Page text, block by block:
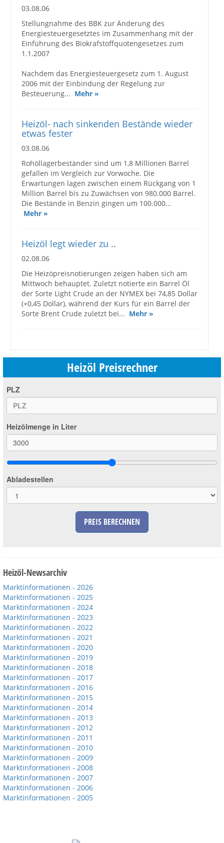
03.08.06
Stellungnahme des BBK zur Änderung des
Energiesteuergesetztes im Zusammenhang mit der
Einführung des Biokrafstoffquotengesetzes zum
1.1.2007
Nachdem das Energiesteuergesetz zum 1. August
2006 mit der Einbindung der Regelung zur
Besteuerung... Mehr »
Heizöl- nach sinkenden Bestände wieder
etwas fester
03.08.06
Rohöllagerbeständer sind um 1,8 Millionen Barrel
gefallen im Vergleich zur Vorwoche. Die
Erwartungen lagen zwischen einem Rückgang von 1
Million Barrel bis zu Zuwächsen von 980.000 Barrel.
Die Bestände in Benzin gingen um 100.000...
Mehr »
Heizöl legt wieder zu ..
02.08.06
Die Heizöpreisnotierungen zeigen haben sich am
Mittwoch behauptet. Zuletzt notierte ein Barrel Öl
der Sorte Light Crude an der NYMEX bei 74,85 Dollar
(+0,45 Dollar), während der Kurs für ein Barrel der
Sorte Brent Crude zuletzt bei... Mehr »
Heizöl Preisrechner
PLZ
Heizölmenge in Liter
Abladestellen
PREIS BERECHNEN
Heizöl-Newsarchiv
Marktinformationen - 2026
Marktinformationen - 2025
Marktinformationen - 2024
Marktinformationen - 2023
Marktinformationen - 2022
Marktinformationen - 2021
Marktinformationen - 2020
Marktinformationen - 2019
Marktinformationen - 2018
Marktinformationen - 2017
Marktinformationen - 2016
Marktinformationen - 2015
Marktinformationen - 2014
Marktinformationen - 2013
Marktinformationen - 2012
Marktinformationen - 2011
Marktinformationen - 2010
Marktinformationen - 2009
Marktinformationen - 2008
Marktinformationen - 2007
Marktinformationen - 2006
Marktinformationen - 2005